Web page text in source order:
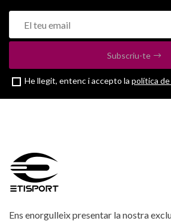
Subscriu-te
He llegit, entenc i accepto la política
Ens enorgulleix presentar la nostra